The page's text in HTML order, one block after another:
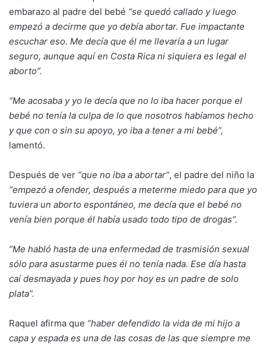
embarazo al padre del bebé “se quedó callado y luego
empezó a decirme que yo debía abortar. Fue impactante
escuchar eso. Me decía que él me llevaría a un lugar
seguro, aunque aquí en Costa Rica ni siquiera es legal el
aborto”.
“Me acosaba y yo le decía que no lo iba hacer porque el
bebé no tenía la culpa de lo que nosotros habíamos hecho
y que con o sin su apoyo, yo iba a tener a mi bebé”,
lamentó.
Después de ver “que no iba a abortar”, el padre del niño la
“empezó a ofender, después a meterme miedo para que yo
tuviera un aborto espontáneo, me decía que el bebé no
venía bien porque él había usado todo tipo de drogas”.
“Me habló hasta de una enfermedad de trasmisión sexual
sólo para asustarme pues él no tenía nada. Ese día hasta
caí desmayada y pues hoy por hoy es un padre de solo
plata”.
Raquel afirma que “haber defendido la vida de mi hijo a
capa y espada es una de las cosas de las que siempre me